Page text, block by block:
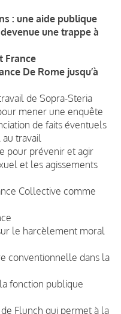
: une aide publique
une trappe à
France
De Rome jusqu’à
de Sopra-Steria
mener une enquête
de faits éventuels
travail
pour prévenir et agir
et les agissements
Collective comme
le harcèlement moral
conventionnelle dans la
fonction publique
Flunch qui permet à la